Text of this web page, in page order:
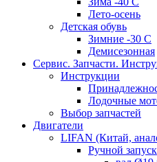
Лето-осень
Детская обувь
Зимние -30 С
Демисезонная
Сервис. Запчасти.
Инструкции
Лодочные
Выбор запчастей
Двигатели
LIFAN (Китай,
Ручной запуск